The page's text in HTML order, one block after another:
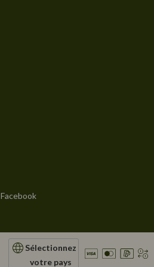
Facebook
Sélectionnez
votre pays